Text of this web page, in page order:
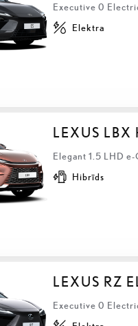
Executive 0
Elektra
LEXUS LBX
Elegant 1.5 LHD
Hibrīds
LEXUS RZ
Executive 0